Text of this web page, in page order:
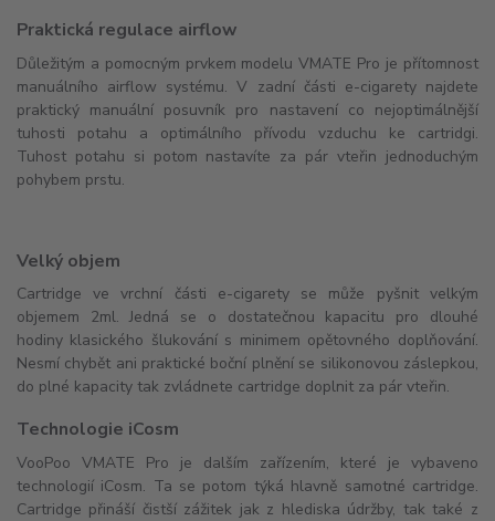
Praktická regulace airflow
Důležitým a pomocným prvkem modelu VMATE Pro je přítomnost
manuálního airflow systému. V zadní části e-cigarety najdete
praktický manuální posuvník pro nastavení co nejoptimálnější
tuhosti potahu a optimálního přívodu vzduchu ke cartridgi.
Tuhost potahu si potom nastavíte za pár vteřin jednoduchým
pohybem prstu.
Velký objem
Cartridge ve vrchní části e-cigarety se může pyšnit velkým
objemem 2ml. Jedná se o dostatečnou kapacitu pro dlouhé
hodiny klasického šlukování s minimem opětovného doplňování.
Nesmí chybět ani praktické boční plnění se silikonovou záslepkou,
do plné kapacity tak zvládnete cartridge doplnit za pár vteřin.
Technologie iCosm
VooPoo VMATE Pro je dalším zařízením, které je vybaveno
technologií iCosm. Ta se potom týká hlavně samotné cartridge.
Cartridge přináší čistší zážitek jak z hlediska údržby, tak také z